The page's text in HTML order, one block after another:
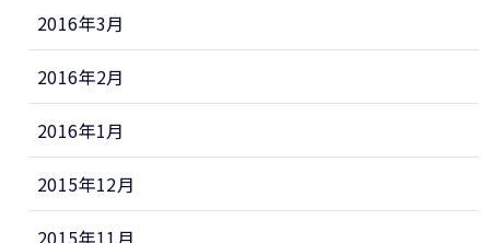
2016年3月
2016年2月
2016年1月
2015年12月
2015年11月